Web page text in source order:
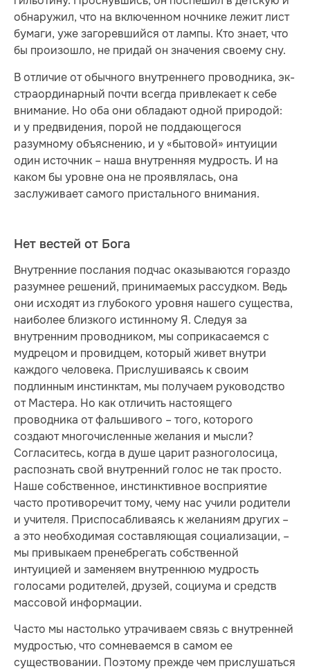
обнаружил, что на включенном ночнике лежит лист
бумаги, уже загоревшийся от лампы. Кто знает, что
бы произошло, не придай он значения своему сну.
В отличие от обычного внутреннего проводника, эк­
с­тра­ор­ди­нар­ный почти всегда привлекает к себе
внимание. Но оба они обладают одной природой:
и у предвидения, порой не поддающегося
разумному объяснению, и у «бытовой» интуиции
один источник – наша внутренняя мудрость. И на
каком бы уровне она не про­яв­ля­лась, она
заслуживает самого пристального внимания.
Нет вестей от Бога
Внутренние послания подчас оказываются гораздо
разумнее решений, принимаемых рассудком. Ведь
они исходят из глубокого уровня нашего существа,
наиболее близкого истинному Я. Следуя за
внутренним проводником, мы соприкасаемся с
мудрецом и провидцем, который живет внутри
каждого человека. Прислушиваясь к своим
подлинным инстинктам, мы получаем руководство
от Мастера. Но как отличить настоящего
проводника от фальшивого – того, которого
создают многочисленные желания и мысли?
Согласитесь, когда в душе царит разноголосица,
распознать свой внутренний голос не так просто.
Наше собственное, инстинктивное восприятие
часто противоречит тому, чему нас учили родители
и учителя. Приспосабливаясь к желаниям других –
а это необходимая составляющая социализации, –
мы привыкаем пренебрегать собственной
интуицией и заменяем внутреннюю мудрость
голосами родителей, друзей, социума и средств
массовой информации.
Часто мы настолько утрачиваем связь с внутренней
мудростью, что сомневаемся в самом ее
существовании. Поэтому прежде чем прислушаться